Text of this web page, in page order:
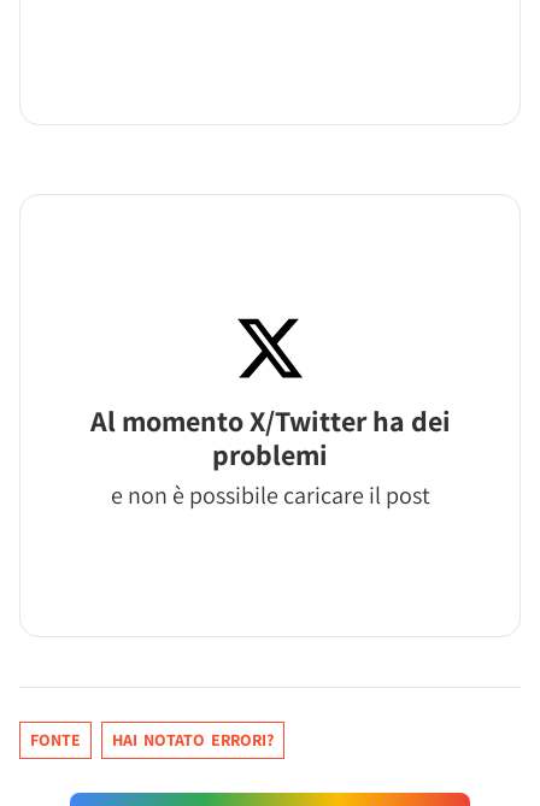
Al momento X/Twitter ha dei
problemi
e non è possibile caricare il post
FONTE HAI NOTATO ERRORI?